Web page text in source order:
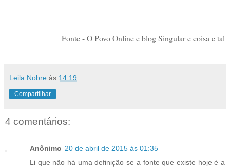
Fonte - O Povo Online e blog Singular e coisa e tal
Leila Nobre às 14:19
Compartilhar
4 comentários:
Anônimo 20 de abril de 2015 às 01:35
Li que não há uma definição se a fonte que existe hoje é a